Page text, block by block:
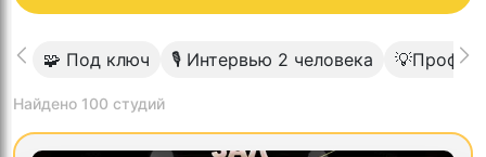
🧩 Под ключ 🎙 Интервью 2 человека
Найдено 100 студий